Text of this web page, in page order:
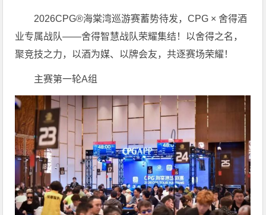
2026CPG®海棠湾巡游赛蓄势待发，CPG × 舍得酒
业专属战队——舍得智慧战队荣耀集结！以舍得之名，
聚竞技之力，以酒为媒、以牌会友，共逐赛场荣耀！
主赛第一轮A组